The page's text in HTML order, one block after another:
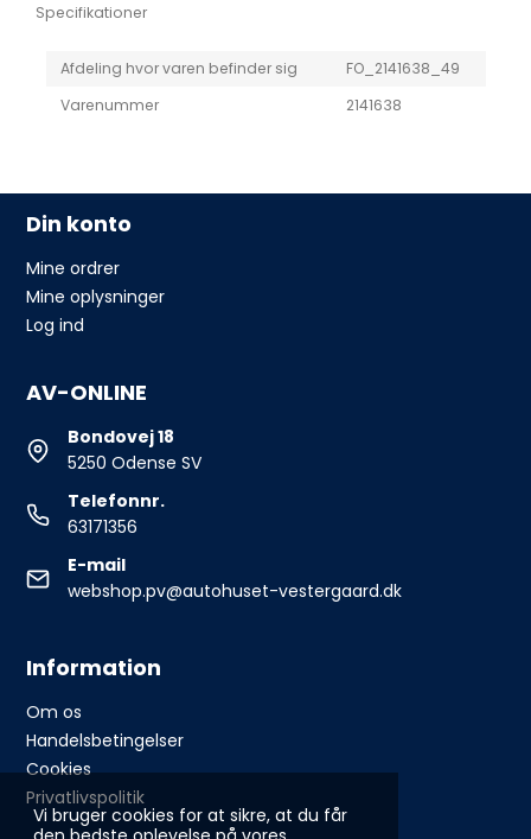
Vi bruger cookies for at sikre, at du får
Specifikationer
Afdeling hvor varen befinder sig
FO_2141638_49
Varenummer
2141638
Din konto
Mine ordrer
Mine oplysninger
Log ind
AV-ONLINE
Bondovej 18
5250 Odense SV
Telefonnr.
63171356
E-mail
webshop.pv@autohuset-vestergaard.dk
Information
Om os
Handelsbetingelser
Cookies
Privatlivspolitik